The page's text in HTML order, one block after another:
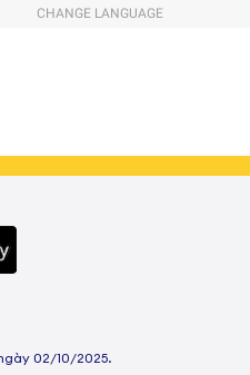
CHANGE LANGUAGE
02/10/2025.